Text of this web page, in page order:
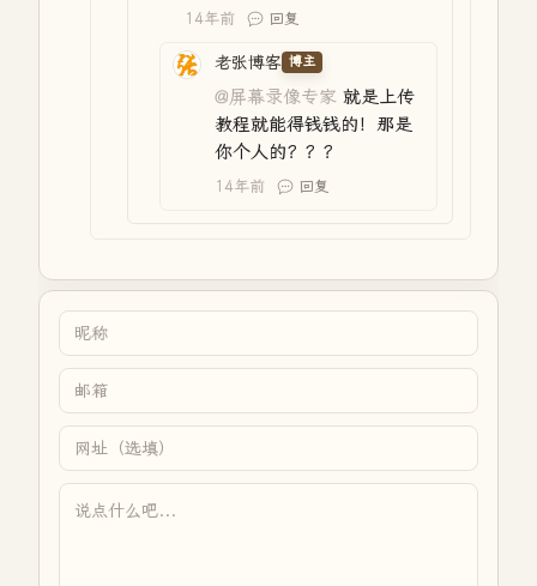
14年前 回复
老张博客 博主
@屏幕录像专家 就是上传
教程就能得钱钱的！那是
你个人的？？？
14年前 回复